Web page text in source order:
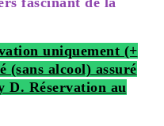
uniquement (+
(sans alcool) assuré
Réservation au